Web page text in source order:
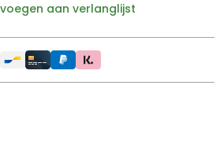
aan verlanglijst